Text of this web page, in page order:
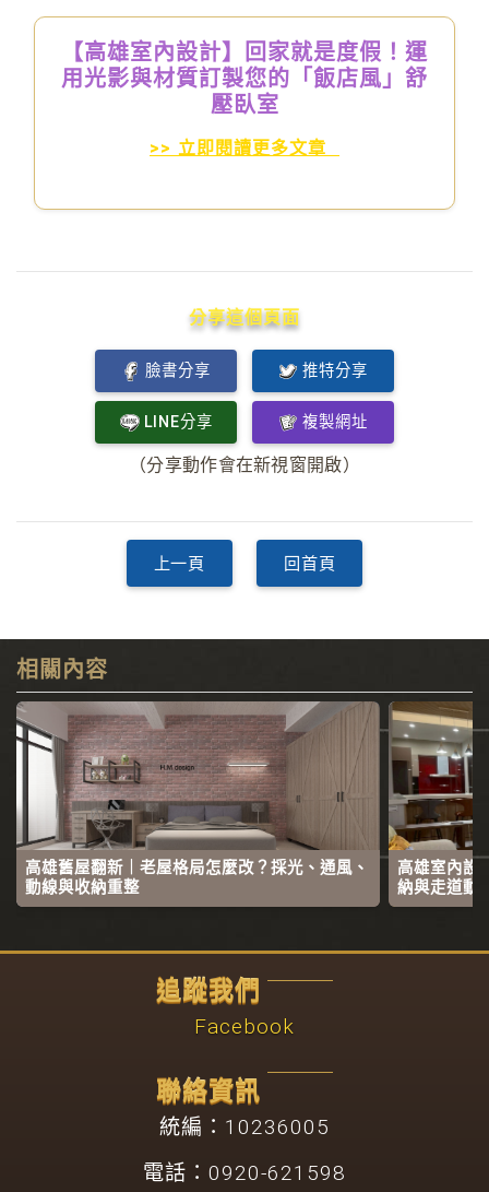
【高雄室內設計】回家就是度假！運
用光影與材質訂製您的「飯店風」舒
壓臥室
>> 立即閱讀更多文章
分享這個頁面
臉書分享 推特分享
LINE分享 複製網址
（分享動作會在新視窗開啟）
上一頁 回首頁
相關內容
高雄舊屋翻新｜老屋格局怎麼改？採光、通風、
動線與收納重整
高雄室內設
納與走道動
聯絡資訊
統編：10236005
電話：0920-621598
追蹤我們
Facebook